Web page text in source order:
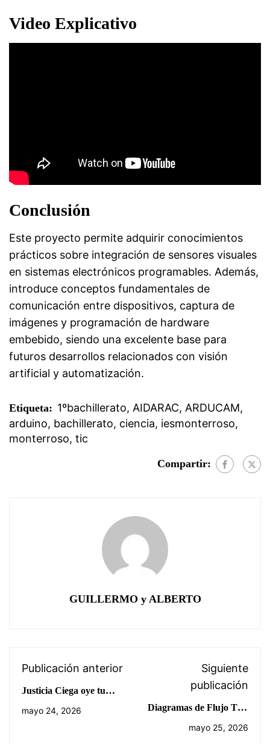
Video Explicativo
Conclusión
Este proyecto permite adquirir conocimientos
prácticos sobre integración de sensores visuales
en sistemas electrónicos programables. Además,
introduce conceptos fundamentales de
comunicación entre dispositivos, captura de
imágenes y programación de hardware
embebido, siendo una excelente base para
futuros desarrollos relacionados con visión
artificial y automatización.
Etiqueta: 1ºbachillerato, AIDARAC, ARDUCAM,
arduino, bachillerato, ciencia, iesmonterroso,
monterroso, tic
Compartir:
GUILLERMO y ALBERTO
Publicación anterior
Justicia Ciega oye tu
corazón
mayo 24, 2026
Siguiente
publicación
Diagramas de Flujo TIC
1º Bachillerato
mayo 25, 2026